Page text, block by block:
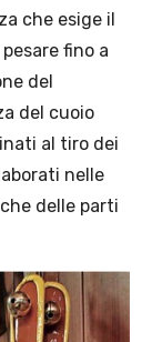
che esige il
fino a
del
del cuoio
al tiro dei
nelle
delle parti